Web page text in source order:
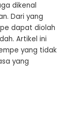
dikenal
Dari yang
dapat diolah
Artikel ini
yang tidak
yang